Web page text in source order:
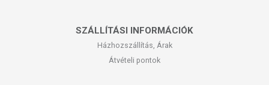
SZÁLLÍTÁSI INFORMÁCIÓK
Házhozszállítás, Árak
Átvételi pontok